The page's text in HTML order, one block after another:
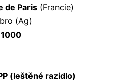
de Paris (Francie)
(Ag)
(leštěné razidlo)